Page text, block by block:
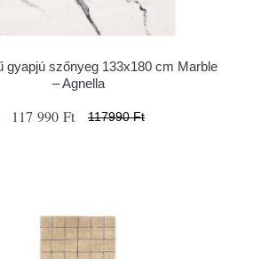
gyapjú szőnyeg 133x180 cm Marble
– Agnella
117 990 Ft 117990 Ft